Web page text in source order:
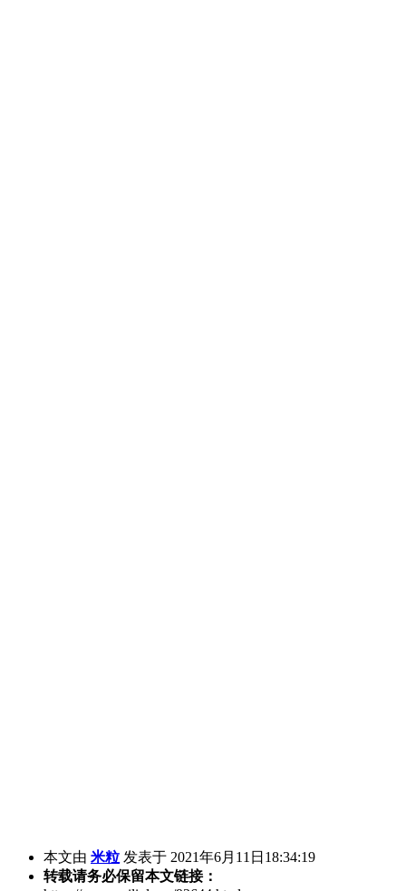
本文由 米粒 发表于 2021年6月11日18:34:19
转载请务必保留本文链接：